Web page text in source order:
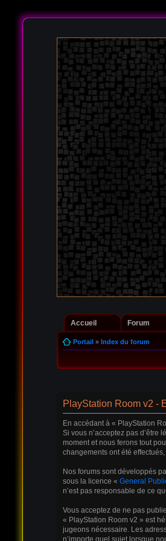
Accueil Forum
Portail» Index du forum
PlayStation Room v2 -
En accédant à « PlayStation
Si vous n’acceptez pas d’être
moment et nous ferons tout
changements ont été
Nos forums sont développés
sous la licence « General
n’est pas responsable de ce
Vous acceptez de ne pas
« PlayStation Room v2 » est
jugeons nécessaire. Les
n’importe quel sujet lorsque